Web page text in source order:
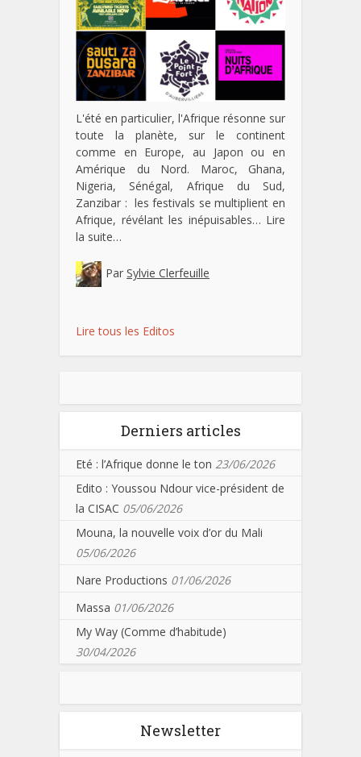
L'été en particulier, l'Afrique résonne sur
toute la planète, sur le continent
comme en Europe, au Japon ou en
Amérique du Nord. Maroc, Ghana,
Nigeria, Sénégal, Afrique du Sud,
Zanzibar : les festivals se multiplient en
Afrique, révélant les inépuisables… Lire
la suite…
Par Sylvie Clerfeuille
Lire tous les Editos
Derniers articles
Eté : l’Afrique donne le ton 23/06/2026
Edito : Youssou Ndour vice-président de
la CISAC 05/06/2026
Mouna, la nouvelle voix d’or du Mali
05/06/2026
Nare Productions 01/06/2026
Massa 01/06/2026
My Way (Comme d’habitude)
30/04/2026
Newsletter